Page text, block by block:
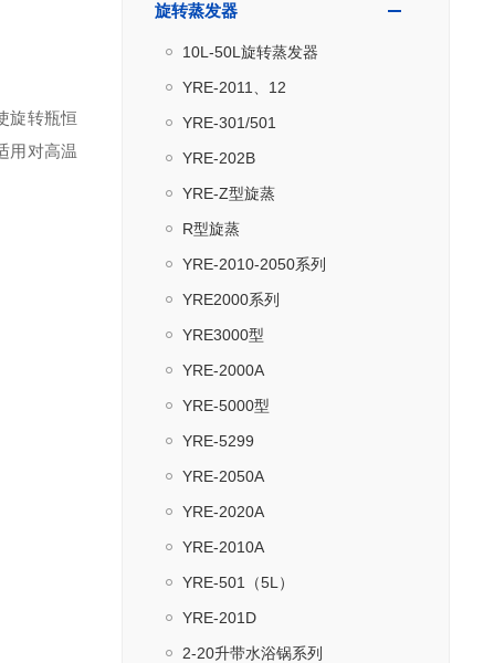
旋转蒸发器
10L-50L旋转蒸发器
YRE-2011、12
YRE-301/501
YRE-202B
YRE-Z型旋蒸
R型旋蒸
YRE-2010-2050系列
YRE2000系列
YRE3000型
YRE-2000A
YRE-5000型
YRE-5299
YRE-2050A
YRE-2020A
YRE-2010A
YRE-501（5L）
YRE-201D
2-20升带水浴锅系列
旋转瓶恒
用对高温